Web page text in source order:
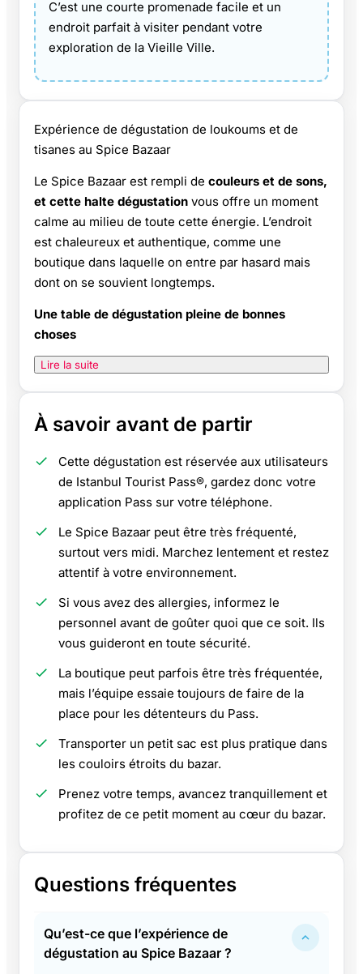
C’est une courte promenade facile et un
endroit parfait à visiter pendant votre
exploration de la Vieille Ville.
Expérience de dégustation de loukoums et de
tisanes au Spice Bazaar
Le Spice Bazaar est rempli de couleurs et de sons,
et cette halte dégustation vous offre un moment
calme au milieu de toute cette énergie. L’endroit
est chaleureux et authentique, comme une
boutique dans laquelle on entre par hasard mais
dont on se souvient longtemps.
Une table de dégustation pleine de bonnes
choses
Lire la suite
À savoir avant de partir
Cette dégustation est réservée aux utilisateurs
de Istanbul Tourist Pass®, gardez donc votre
application Pass sur votre téléphone.
Le Spice Bazaar peut être très fréquenté,
surtout vers midi. Marchez lentement et restez
attentif à votre environnement.
Si vous avez des allergies, informez le
personnel avant de goûter quoi que ce soit. Ils
vous guideront en toute sécurité.
La boutique peut parfois être très fréquentée,
mais l’équipe essaie toujours de faire de la
place pour les détenteurs du Pass.
Transporter un petit sac est plus pratique dans
les couloirs étroits du bazar.
Prenez votre temps, avancez tranquillement et
profitez de ce petit moment au cœur du bazar.
Questions fréquentes
Qu’est-ce que l’expérience de
dégustation au Spice Bazaar ?